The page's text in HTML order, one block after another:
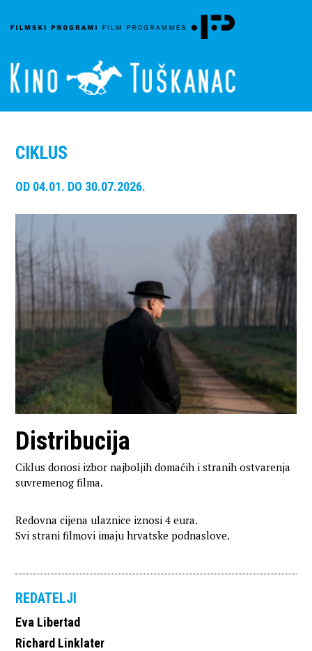
CIKLUS
OD 04.01. DO 30.07.2026.
Distribucija
Ciklus donosi izbor najboljih domaćih i stranih ostvarenja
suvremenog filma.
Redovna cijena ulaznice iznosi 4 eura.
Svi strani filmovi imaju hrvatske podnaslove.
REDATELJI
Eva Libertad
Richard Linklater